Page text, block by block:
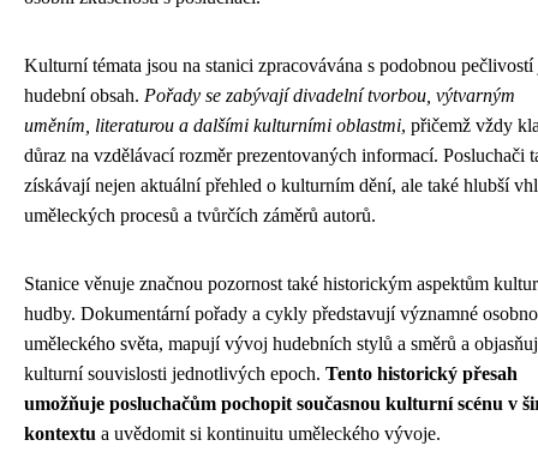
Kulturní témata jsou na stanici zpracovávána s podobnou pečlivostí
hudební obsah. Pořady se zabývají divadelní tvorbou, výtvarným
uměním, literaturou a dalšími kulturními oblastmi, přičemž vždy
důraz na vzdělávací rozměr prezentovaných informací. Posluchači
získávají nejen aktuální přehled o kulturním dění, ale také hlubší
uměleckých procesů a tvůrčích záměrů autorů.
Stanice věnuje značnou pozornost také historickým aspektům
hudby. Dokumentární pořady a cykly představují významné
uměleckého světa, mapují vývoj hudebních stylů a směrů a
kulturní souvislosti jednotlivých epoch. Tento historický přesah
umožňuje posluchačům pochopit současnou kulturní scénu v
kontextu a uvědomit si kontinuitu uměleckého vývoje.